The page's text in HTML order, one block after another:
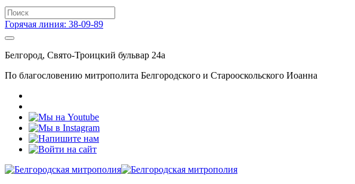
Горячая линия: 38-09-89
Белгород, Свято-Троицкий бульвар 24а
По благословению митрополита Белгородского и Старооскольского Иоанна